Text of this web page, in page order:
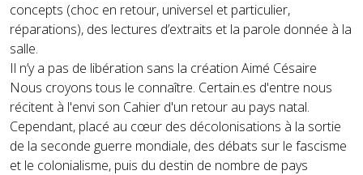
concepts (choc en retour, universel et particulier,
réparations), des lectures d’extraits et la parole donnée à la
salle.
Il n’y a pas de libération sans la création Aimé Césaire
Nous croyons tous le connaître. Certain.es d'entre nous
récitent à l'envi son Cahier d'un retour au pays natal.
Cependant, placé au cœur des décolonisations à la sortie
de la seconde guerre mondiale, des débats sur le fascisme
et le colonialisme, puis du destin de nombre de pays